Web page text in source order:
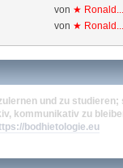
von ★ Ronald...
von ★ Ronald...
und zu
kommunikativ zu
bodhietologie.eu